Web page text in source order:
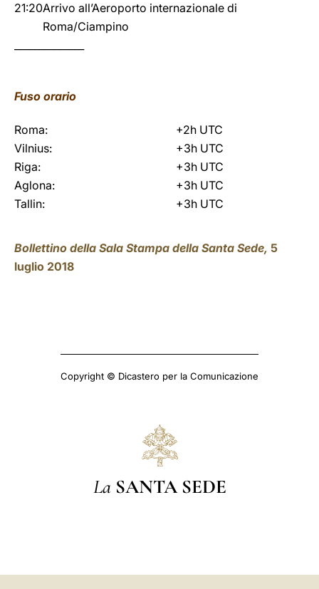
21:20Arrivo all’Aeroporto internazionale di
Roma/Ciampino
Fuso orario
Roma:
+2h UTC
Vilnius:
+3h UTC
Riga:
+3h UTC
Aglona:
+3h UTC
Tallin:
+3h UTC
Bollettino della Sala Stampa della Santa Sede, 5
luglio 2018
Copyright © Dicastero per la Comunicazione
La SANTA SEDE